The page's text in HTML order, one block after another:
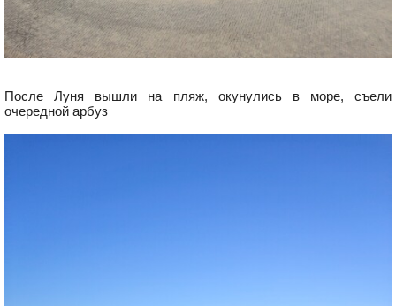
После Луня вышли на пляж, окунулись в море, съели
очередной арбуз